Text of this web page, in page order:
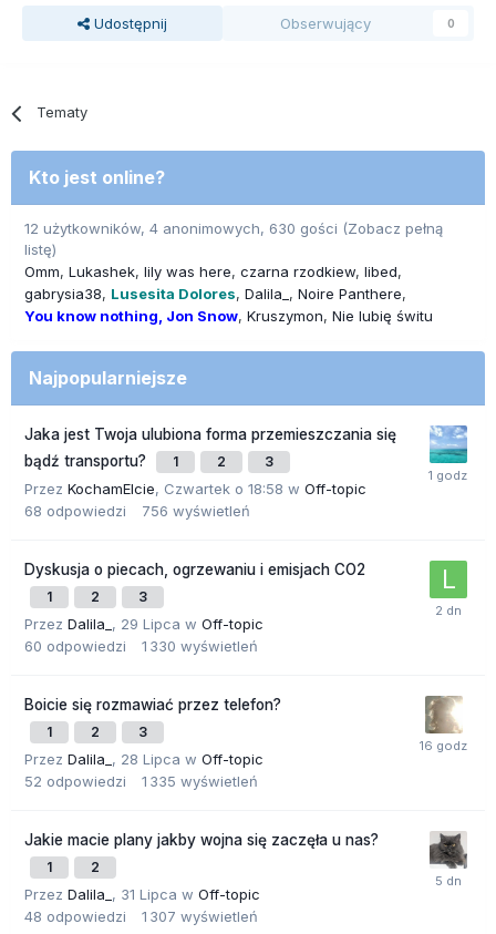
Udostępnij Obserwujący 0
Tematy
Kto jest online?
12 użytkowników, 4 anonimowych, 630 gości (Zobacz pełną
listę)
Omm Lukashek lily was here czarna rzodkiew libed
gabrysia38
Lusesita Dolores Dalila_
Noire Panthere
You know nothing, Jon Snow Kruszymon Nie lubię świtu
Najpopularniejsze
Jaka jest Twoja ulubiona forma przemieszczania się
bądź transportu?
1 2 3
Przez KochamElcie, Czwartek o 18:58 w Off-topic
68 odpowiedzi 756 wyświetleń
Dyskusja o piecach, ogrzewaniu i emisjach CO2
1 2 3
Przez Dalila_ , 29 Lipca w Off-topic
60 odpowiedzi 1 330 wyświetleń
Boicie się rozmawiać przez telefon?
1 2 3
Przez Dalila_ , 28 Lipca w Off-topic
52 odpowiedzi 1 335 wyświetleń
Jakie macie plany jakby wojna się zaczęła u nas?
1 2
Przez Dalila_ , 31 Lipca w Off-topic
48 odpowiedzi 1 307 wyświetleń